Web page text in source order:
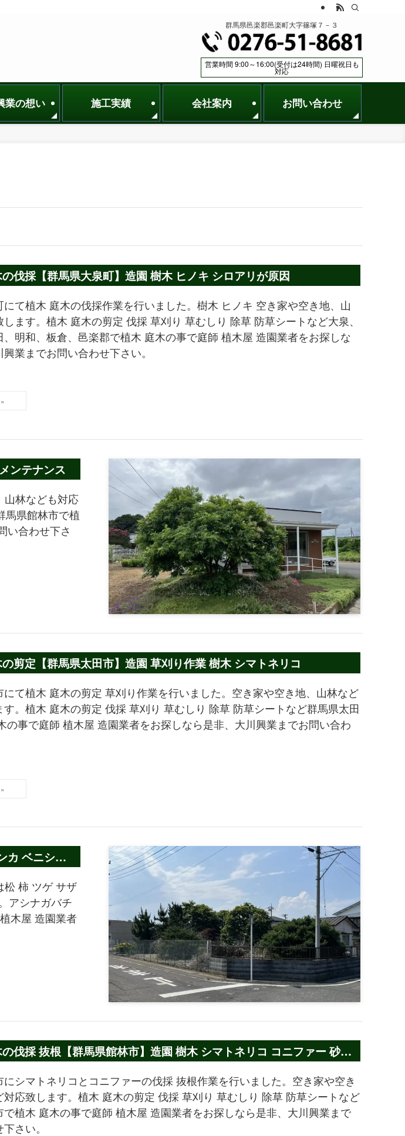
業の想い 施工実績 会社案内 お問い合わせ
群馬県邑楽郡邑楽町大字篠塚７－３
営業時間 9:00～16:00(受付は24時間) 日曜祝日も
対応
伐採【群馬県大泉町】造園 樹木 ヒノキ シロアリが原因
て植木 庭木の伐採作業を行いました。樹木 ヒノキ 空き家や空き地、山
ます。植木 庭木の剪定 伐採 草刈り 草むしり 除草 防草シートなど大泉、
、明和、板倉、邑楽郡で植木 庭木の事で庭師 植木屋 造園業者をお探しな
業までお問い合わせ下さい。
ンテナンス
山林なども対応
馬県館林市で植
い合わせ下さ
剪定【群馬県太田市】造園 草刈り作業 樹木 シマトネリコ
にて植木 庭木の剪定 草刈り作業を行いました。空き家や空き地、山林など
す。植木 庭木の剪定 伐採 草刈り 草むしり 除草 防草シートなど群馬県太田
の事で庭師 植木屋 造園業者をお探しなら是非、大川興業までお問い合わ
カ ベニシダ
松 柿 ツゲ サザ
アシナガバチ
木屋 造園業者
伐採 抜根【群馬県館林市】造園 樹木 シマトネリコ コニファー 砂利
シマトネリコとコニファーの伐採 抜根作業を行いました。空き家や空き
対応致します。植木 庭木の剪定 伐採 草刈り 草むしり 除草 防草シートなど
で植木 庭木の事で庭師 植木屋 造園業者をお探しなら是非、大川興業まで
さい。